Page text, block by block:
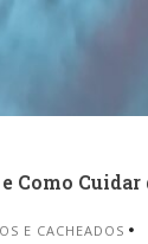
e Como
E CACHEADOS